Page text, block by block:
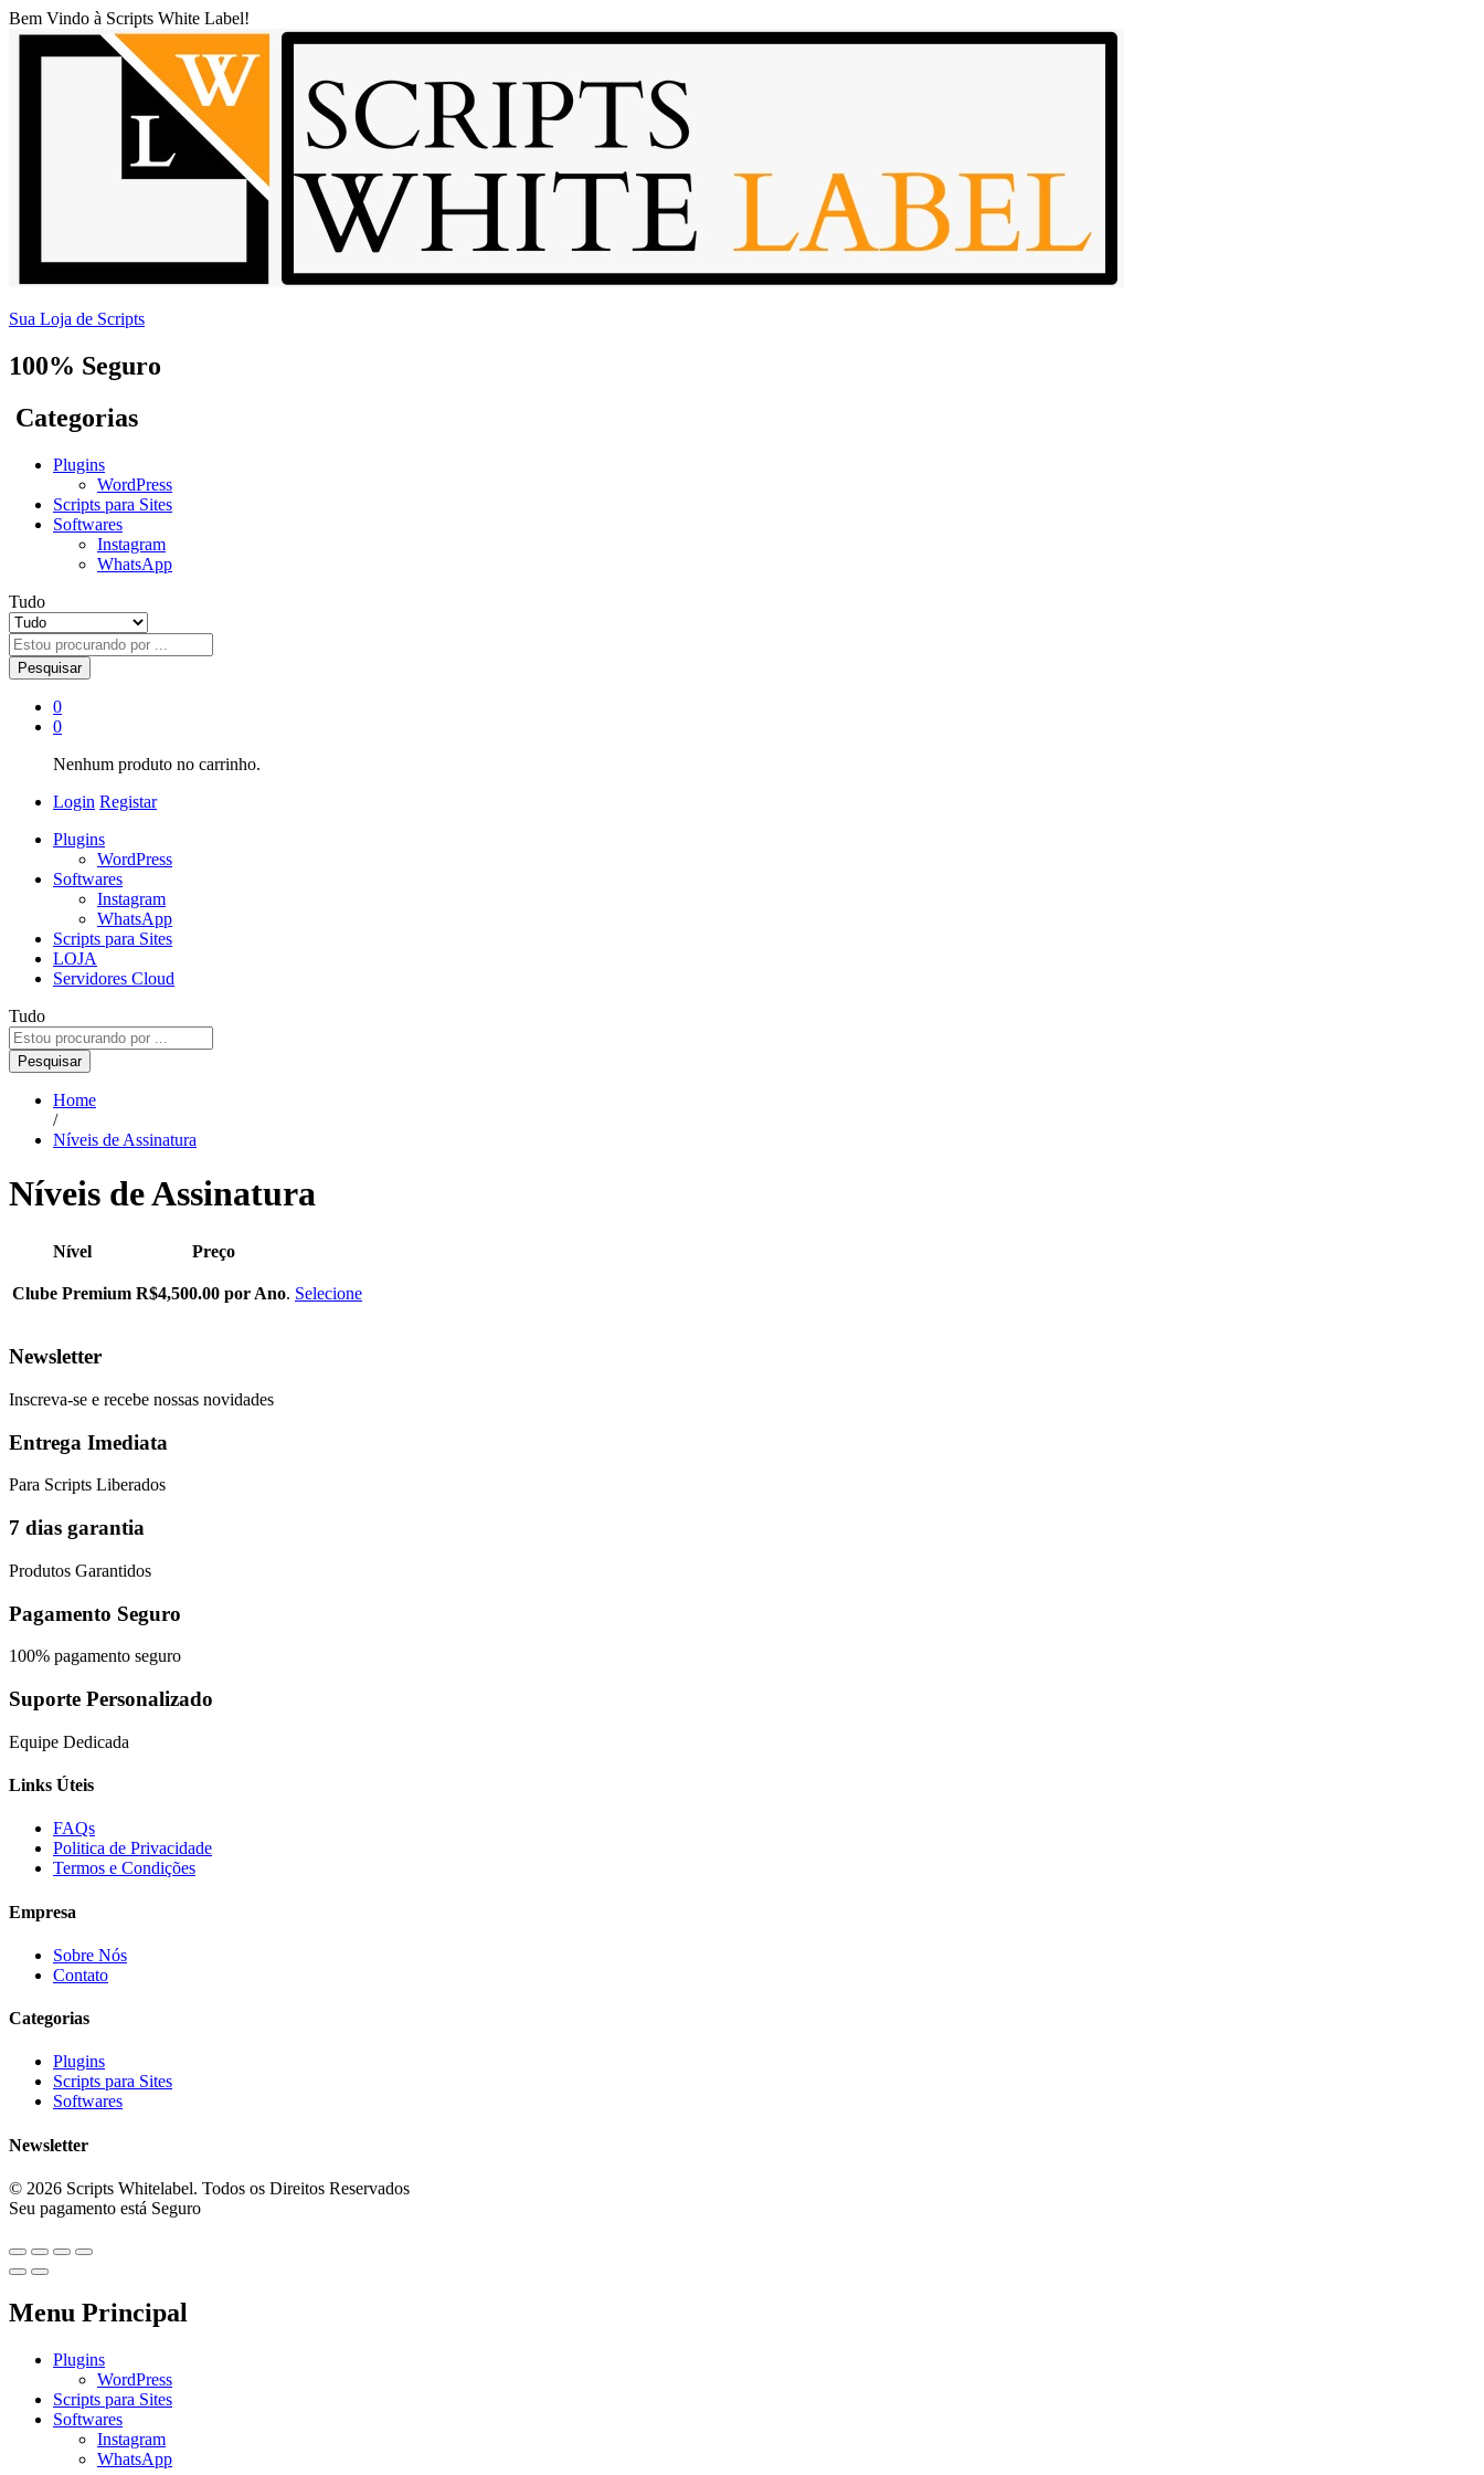
Bem Vindo à Scripts White Label!
Sua Loja de Scripts
100% Seguro
Categorias
Plugins
WordPress
Scripts para Sites
Softwares
Instagram
WhatsApp
Tudo
Pesquisar
0
0
Nenhum produto no carrinho.
Login Registar
Plugins
WordPress
Softwares
Instagram
WhatsApp
Scripts para Sites
LOJA
Servidores Cloud
Tudo
Pesquisar
Home
/
Níveis de Assinatura
Níveis de Assinatura
Nível Preço
Clube Premium R$4,500.00 por Ano. Selecione
Newsletter
Inscreva-se e recebe nossas novidades
Entrega Imediata
Para Scripts Liberados
7 dias garantia
Produtos Garantidos
Pagamento Seguro
100% pagamento seguro
Suporte Personalizado
Equipe Dedicada
Links Úteis
FAQs
Politica de Privacidade
Termos e Condições
Empresa
Sobre Nós
Contato
Categorias
Plugins
Scripts para Sites
Softwares
Newsletter
© 2026 Scripts Whitelabel. Todos os Direitos Reservados
Seu pagamento está Seguro
Menu Principal
Plugins
WordPress
Scripts para Sites
Softwares
Instagram
WhatsApp